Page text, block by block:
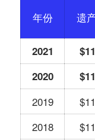
年份 遗
2021
2020
2019
2018